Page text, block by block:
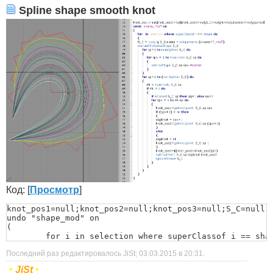
Spline shape smooth knot
Код: [Просмотр]
undo "shape_mod" on
(
	S_C = copy i; S_C.name = uniquename (i.name+"_mod")
	convertToSplineShape S_C
Последний раз редактировалось JiSt; 03.03.2015 в 20:31
• JiSt•